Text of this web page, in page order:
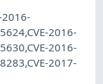
2016-
2016-
2016-
2017-